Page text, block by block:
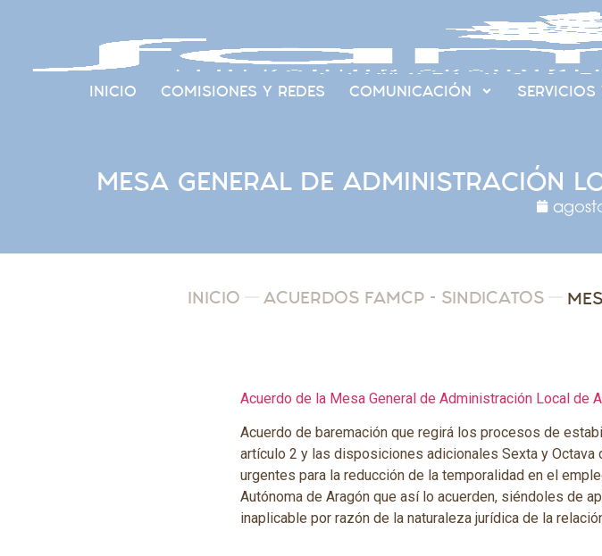
INICIO COMISIONES Y REDES COMUNICACIÓN SERVICIOS
MESA GENERAL DE ADMINISTRACIÓN
INICIO ACUERDOS FAMCP - SINDICATOS
Acuerdo de la Mesa General de Administración Local de
Acuerdo de baremación que regirá los procesos de
artículo 2 y las disposiciones adicionales Sexta y
urgentes para la reducción de la temporalidad en el
Autónoma de Aragón que así lo acuerden, siéndoles de
inaplicable por razón de la naturaleza jurídica de la